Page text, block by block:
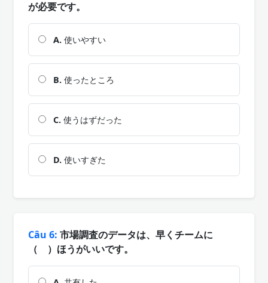
が必要です。
A. 使いやすい
B. 使ったところ
C. 使うはずだった
D. 使いすぎた
Câu 6: 市場調査のデータは、早くチームに
（ ）ほうがいいです。